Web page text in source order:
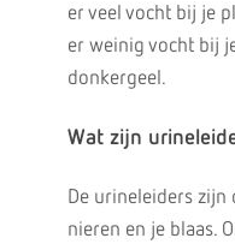
er veel vocht bij je
er weinig vocht bij
donkergeel.
Wat zijn
De urineleiders zijn
nieren en je blaas.